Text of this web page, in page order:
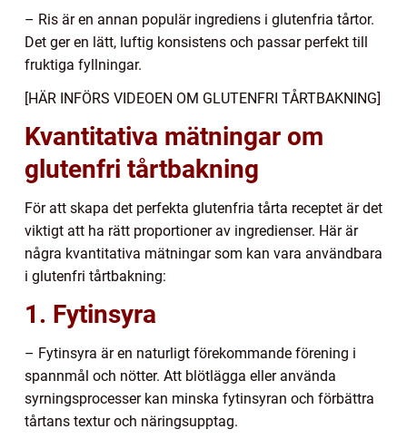
– Ris är en annan populär ingrediens i glutenfria tårtor.
Det ger en lätt, luftig konsistens och passar perfekt till
fruktiga fyllningar.
[HÄR INFÖRS VIDEOEN OM GLUTENFRI TÅRTBAKNING]
Kvantitativa mätningar om
glutenfri tårtbakning
För att skapa det perfekta glutenfria tårta receptet är det
viktigt att ha rätt proportioner av ingredienser. Här är
några kvantitativa mätningar som kan vara användbara
i glutenfri tårtbakning:
1. Fytinsyra
– Fytinsyra är en naturligt förekommande förening i
spannmål och nötter. Att blötlägga eller använda
syrningsprocesser kan minska fytinsyran och förbättra
tårtans textur och näringsupptag.